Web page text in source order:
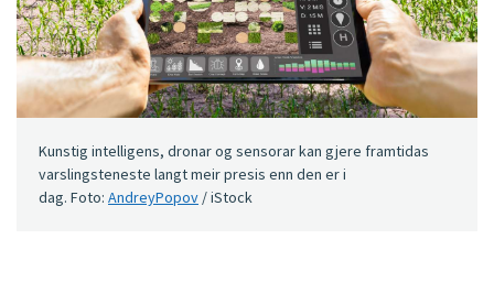
Kunstig intelligens, dronar og sensorar kan gjere framtidas
varslingsteneste langt meir presis enn den er i
dag. Foto: AndreyPopov / iStock